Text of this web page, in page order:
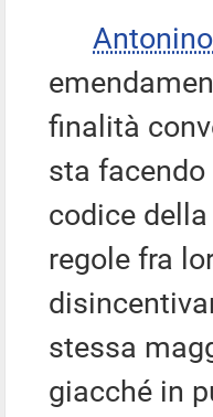
finalità
sta facendo
codice
regole fra
stessa
giacché in